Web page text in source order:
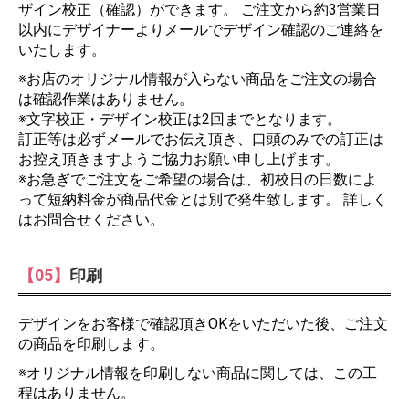
ザイン校正（確認）ができます。 ご注文から約3営業日
以内にデザイナーよりメールでデザイン確認のご連絡を
いたします。
※お店のオリジナル情報が入らない商品をご注文の場合
は確認作業はありません。
※文字校正・デザイン校正は2回までとなります。
訂正等は必ずメールでお伝え頂き、口頭のみでの訂正は
お控え頂きますようご協力お願い申し上げます。
※お急ぎでご注文をご希望の場合は、初校日の日数によ
って短納料金が商品代金とは別で発生致します。 詳しく
はお問合せください。
【05】 印刷
デザインをお客様で確認頂きOKをいただいた後、ご注文
の商品を印刷します。
※オリジナル情報を印刷しない商品に関しては、この工
程はありません。